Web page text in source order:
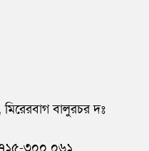
বালুরচর দঃ